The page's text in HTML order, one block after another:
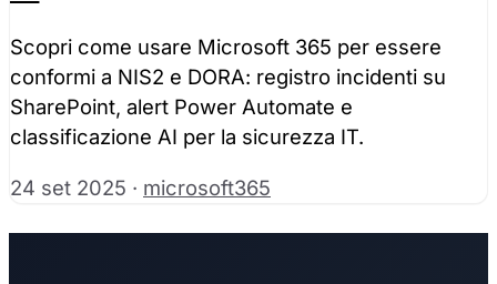
Scopri come usare Microsoft 365 per essere
conformi a NIS2 e DORA: registro incidenti su
SharePoint, alert Power Automate e
classificazione AI per la sicurezza IT.
24 set 2025 · microsoft365